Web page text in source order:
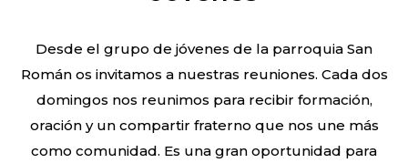
Desde el grupo de jóvenes de la parroquia San
Román os invitamos a nuestras reuniones. Cada dos
domingos nos reunimos para recibir formación,
oración y un compartir fraterno que nos une más
como comunidad. Es una gran oportunidad para